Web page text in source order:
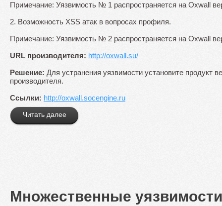
Примечание: Уязвимость № 1 распространяется на Oxwall
2. Возможность XSS атак в вопросах профиля.
Примечание: Уязвимость № 2 распространяется на Oxwall
URL производителя: http://oxwall.su/
Решение: Для устранения уязвимости установите продукт
производителя.
Ссылки: http://oxwall.socengine.ru
Читать далее
Множественные